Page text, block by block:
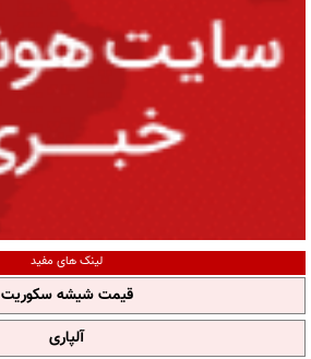
لینک های مفید
قیمت شیشه سکوریت
آلپاری